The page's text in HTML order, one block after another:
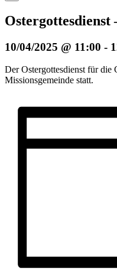
Ostergottesdienst
10/04/2025 @ 11:00 -
Der Ostergottesdienst für die
Missionsgemeinde statt.